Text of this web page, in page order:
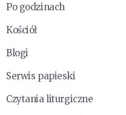
Po godzinach
Kościół
Blogi
Serwis papieski
Czytania liturgiczne